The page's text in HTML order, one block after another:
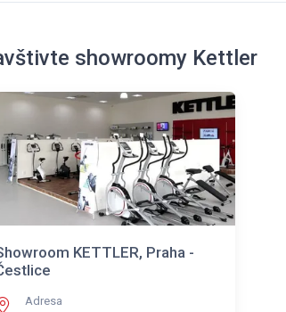
showroomy Kettler
KETTLER, Praha -
Adresa